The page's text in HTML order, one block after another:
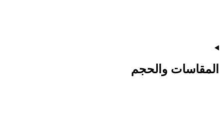
المقاسات والحجم